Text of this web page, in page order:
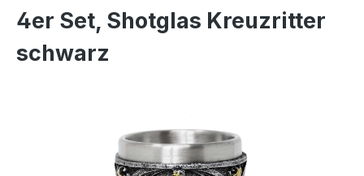
4er Set, Shotglas Kreuzritter
schwarz